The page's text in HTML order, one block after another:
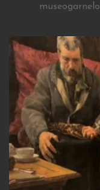
museogarnelo